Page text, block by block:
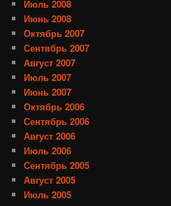
Июль 2008
Июнь 2008
Октябрь 2007
Сентябрь 2007
Август 2007
Июль 2007
Июнь 2007
Октябрь 2006
Сентябрь 2006
Август 2006
Июль 2006
Сентябрь 2005
Август 2005
Июль 2005